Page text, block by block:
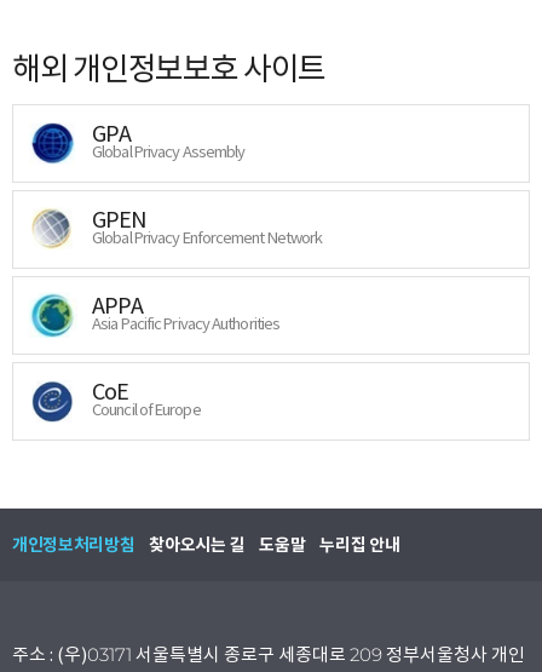
해외 개인정보보호 사이트
GPA
Global Privacy Assembly
GPEN
Global Privacy Enforcement Network
APPA
Asia Pacific Privacy Authorities
CoE
Council of Europe
개인정보처리방침 찾아오시는 길 도움말 누리집 안내
주소 : (우)03171 서울특별시 종로구 세종대로 209 정부서울청사 개인